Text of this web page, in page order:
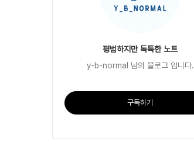
평범하지만 독특한 노트
y-b-normal 님의 블로그 입니다.
구독하기